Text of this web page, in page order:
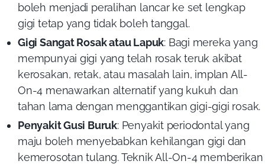
boleh menjadi peralihan lancar ke set lengkap
gigi tetap yang tidak boleh tanggal.
Gigi Sangat Rosak atau Lapuk: Bagi mereka yang
mempunyai gigi yang telah rosak teruk akibat
kerosakan, retak, atau masalah lain, implan All-
On-4 menawarkan alternatif yang kukuh dan
tahan lama dengan menggantikan gigi-gigi rosak.
Penyakit Gusi Buruk: Penyakit periodontal yang
maju boleh menyebabkan kehilangan gigi dan
kemerosotan tulang. Teknik All-On-4 memberikan